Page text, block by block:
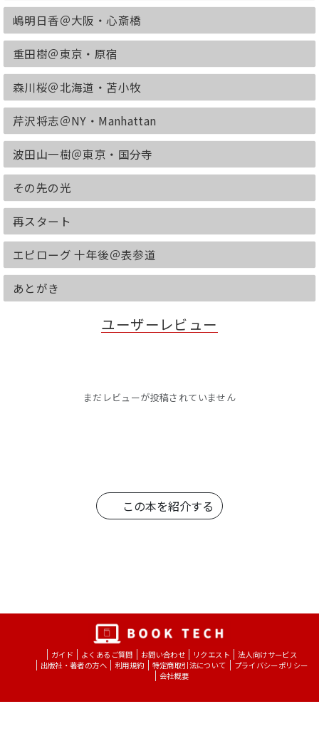
仕事内容は、さまざまな事情で配達不能
になった人たちに直接手紙を届けにいく
というものだった。
間のうちに5通の手紙を届けるという任
務につく。
大阪、北海道、東京、そしてニューヨー
ク。
本当の気持ちに気づいていく――
と届いています！
会社の先輩から薦められ、喜多川さんの
きた道が、ひとつでも違えば、今の私は
いないんだとわかり、過去に経験したつ
たことに思えました。（40代女性）
嶋明日香＠大阪・心斎橋
重田樹＠東京・原宿
森川桜＠北海道・苫小牧
芹沢将志＠NY・Manhattan
波田山一樹＠東京・国分寺
その先の光
再スタート
エピローグ 十年後＠表参道
あとがき
ユーザーレビュー
まだレビューが投稿されていません
この本を紹介する
ガイド よくあるご質問 お問い合わせ リクエスト
法人向けサービス
出版社・著者の方へ
利用規約 特定商取引法について
プライバシーポリシー
会社概要